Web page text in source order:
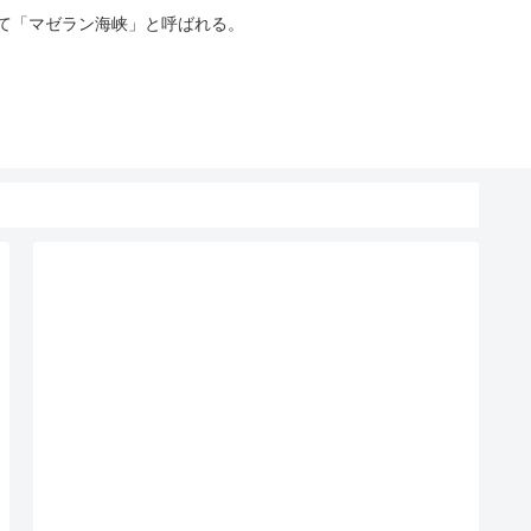
マゼラン海峡」と呼ばれる。